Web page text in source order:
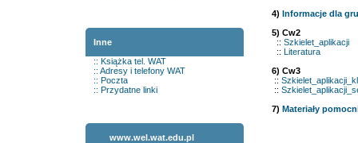
Inne
:: Książka tel. WAT
:: Adresy i telefony WAT
:: Poczta
:: Przydatne linki
www.wel.wat.edu.pl
4) Informacje dla
5) Cw2
:: Szkielet_aplikacji
:: Literatura
6) Cw3
::
::
7) Materiały